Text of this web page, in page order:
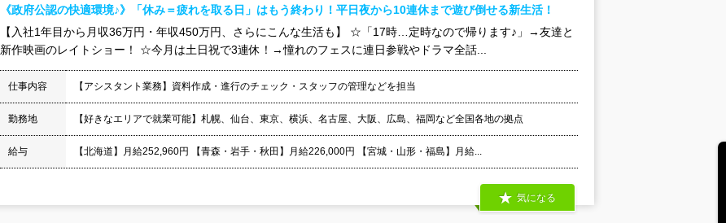
《政府公認の快適環境♪》「休み＝疲れを取る日」はもう終わり！平日夜から10連休まで遊び倒せる新生活！
【入社1年目から月収36万円・年収450万円、さらにこんな生活も】 ☆「17時…定時なので帰ります♪」→友達と
新作映画のレイトショー！ ☆今月は土日祝で3連休！→憧れのフェスに連日参戦やドラマ全話...
仕事内容 【アシスタント業務】資料作成・進行のチェック・スタッフの管理などを担当
勤務地 【好きなエリアで就業可能】札幌、仙台、東京、横浜、名古屋、大阪、広島、福岡など全国各地の拠点
給与 【北海道】月給252,960円 【青森・岩手・秋田】月給226,000円 【宮城・山形・福島】月給...
気になる